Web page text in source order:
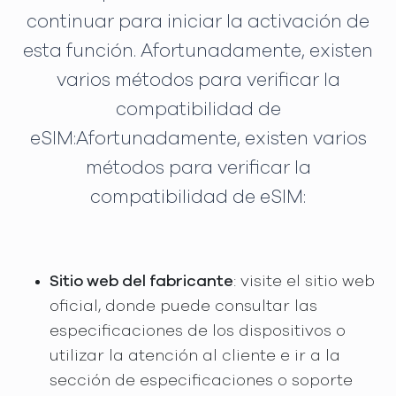
continuar para iniciar la activación de
esta función. Afortunadamente, existen
varios métodos para verificar la
compatibilidad de
eSIM:Afortunadamente, existen varios
métodos para verificar la
compatibilidad de eSIM:
Sitio web del fabricante: visite el sitio web
oficial, donde puede consultar las
especificaciones de los dispositivos o
utilizar la atención al cliente e ir a la
sección de especificaciones o soporte